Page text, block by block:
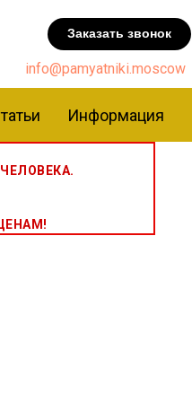
info@pamyatniki.moscow
Заказать звонок
Информация